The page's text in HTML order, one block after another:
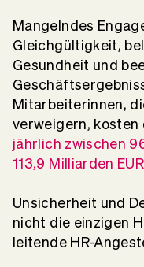
Mangelndes
Gleichgültigkeit,
Gesundheit und
Mitarbeiterinnen,
verweigern,
jährlich zwischen
113,9 Milliarden EUR
Unsicherheit und
nicht die einzigen
leitende HR-